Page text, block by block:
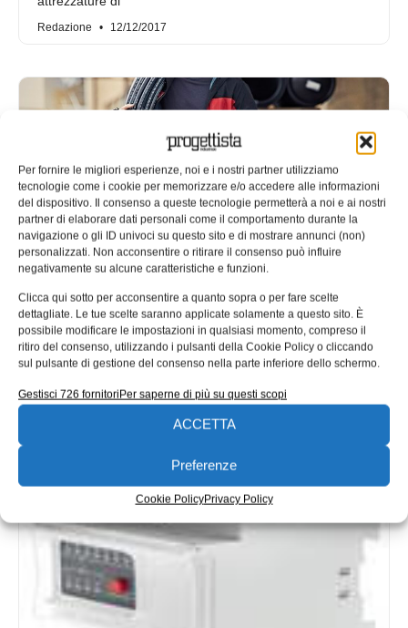
Per fornire le migliori esperienze, noi e i nostri partner utilizziamo
tecnologie come i cookie per memorizzare e/o accedere alle informazioni
del dispositivo. Il consenso a queste tecnologie permetterà a noi e ai nostri
partner di elaborare dati personali come il comportamento durante la
navigazione o gli ID univoci su questo sito e di mostrare annunci (non)
personalizzati. Non acconsentire o ritirare il consenso può influire
negativamente su alcune caratteristiche e funzioni.
Clicca qui sotto per acconsentire a quanto sopra o per fare scelte
dettagliate. Le tue scelte saranno applicate solamente a questo sito. È
possibile modificare le impostazioni in qualsiasi momento, compreso il
ritiro del consenso, utilizzando i pulsanti della Cookie Policy o cliccando
sul pulsante di gestione del consenso nella parte inferiore dello schermo.
Gestisci 726 fornitoriPer saperne di più su questi scopi
ACCETTA
Preferenze
Cookie PolicyPrivacy Policy
Redazione 12/12/2017
RS Components amplia la gamma
di dispositivi di protezione
individuale
RS Components (RS), distributore globale di prodotti di
elettronica e manutenzione, ha ampliato l’offerta di
indumenti di protezione individuale inserendo